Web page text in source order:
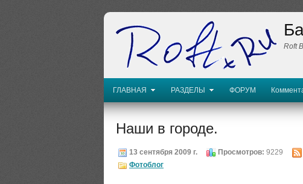
Roft
ГЛАВНАЯ РАЗДЕЛЫ ФОРУМ
Наши в городе.
13 сентября 2009 г. Просмотров: 9229
Фотоблог